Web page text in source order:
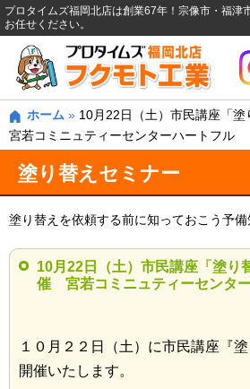
プロタイムズ福岡北店は創業67年！宗像市・福津
お任せください。
ホーム » 10月22日（土）市民講座「
宮若コミニュティーセンターハートフル
塗り替えセミナー
塗り替えを依頼する前に知っておこう予備
10月22日（土）市民講座「塗り
催 宮若コミニュティーセンタ
１０月２２日（土）に市民講座『
開催いたします。